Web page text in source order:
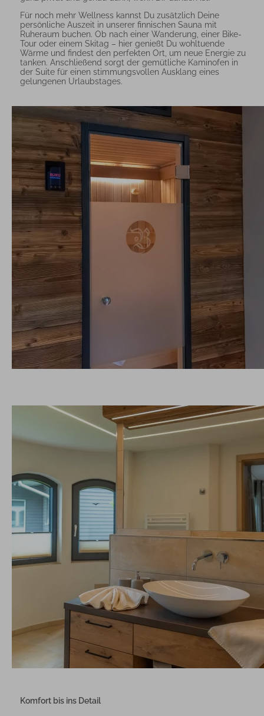
Für noch mehr Wellness kannst Du zusätzlich Deine
persönliche Auszeit in unserer finnischen Sauna mit
Ruheraum buchen. Ob nach einer Wanderung, einer Bike-
Tour oder einem Skitag – hier genießt Du wohltuende
Wärme und findest den perfekten Ort, um neue Energie zu
tanken. Anschließend sorgt der gemütliche Kaminofen in
der Suite für einen stimmungsvollen Ausklang eines
gelungenen Urlaubstages.
Komfort bis ins Detail